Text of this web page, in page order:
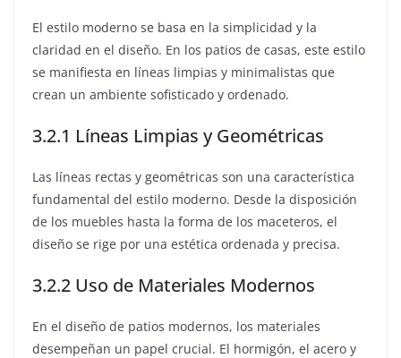
El estilo moderno se basa en la simplicidad y la
claridad en el diseño. En los patios de casas, este estilo
se manifiesta en líneas limpias y minimalistas que
crean un ambiente sofisticado y ordenado.
3.2.1 Líneas Limpias y Geométricas
Las líneas rectas y geométricas son una característica
fundamental del estilo moderno. Desde la disposición
de los muebles hasta la forma de los maceteros, el
diseño se rige por una estética ordenada y precisa.
3.2.2 Uso de Materiales Modernos
En el diseño de patios modernos, los materiales
desempeñan un papel crucial. El hormigón, el acero y